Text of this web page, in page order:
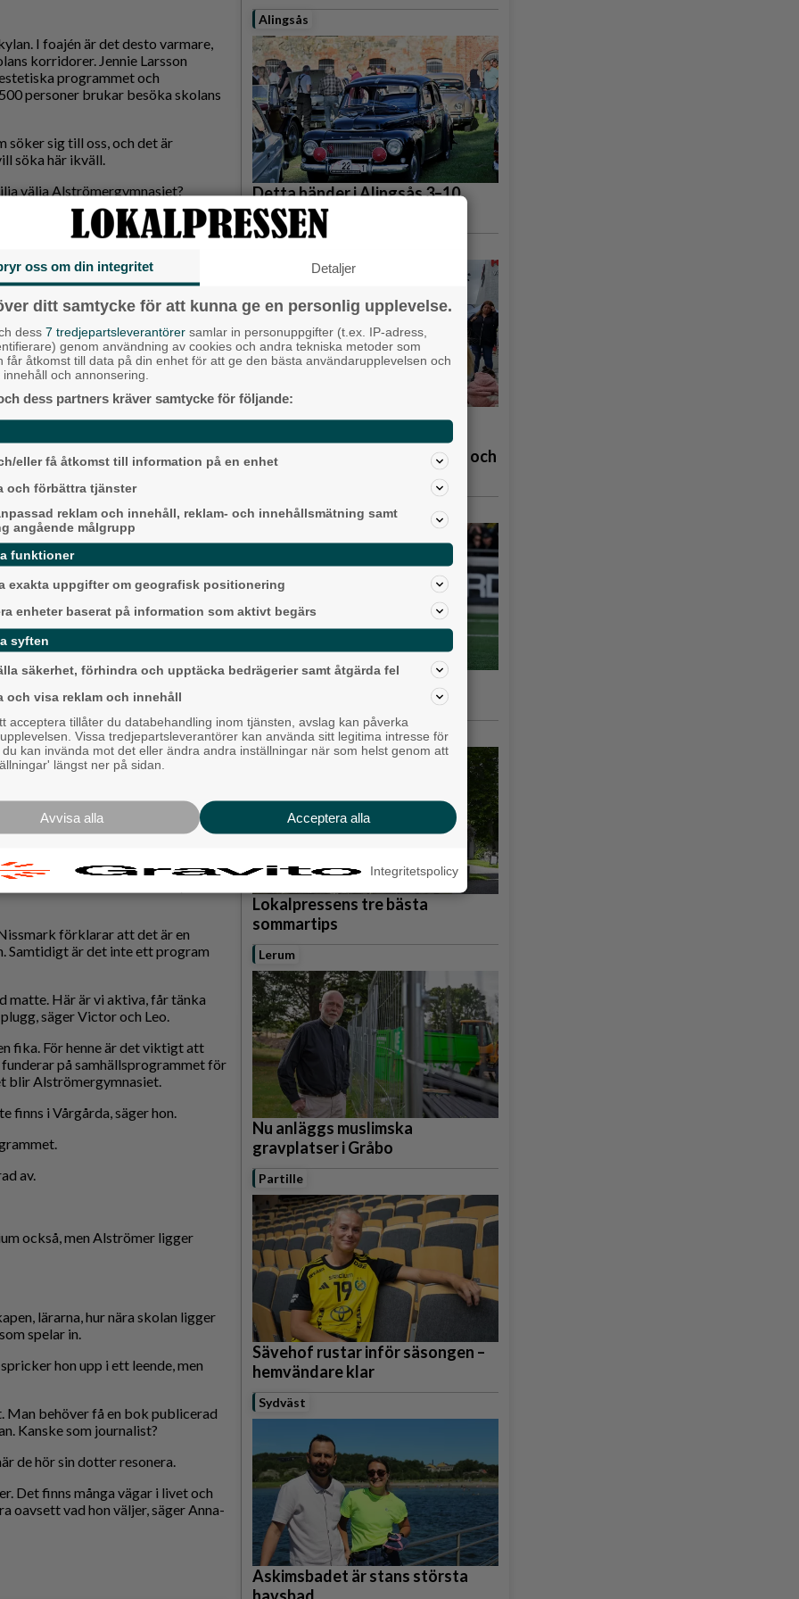
I foajén är det desto varmare,
korridorer. Jennie Larsson
programmet och
personer brukar besöka skolans
söker sig till oss, och det är
söka här ikväll.
välja Alströmergymnasiet?
Då finns andra gymnasier. Vi har
program på andra orter, som
då är det viktigt att vi visar
får den utbildning de har rätt
utbildning där de kanske också
programinnehåll och vilka
kan jag fortfarande bli till
Och vad är egentligen skillnaden
så det är många som undrar
Sverige. Så även på
är fullt i år.
garanterar anställning om man
Som undersköterska kan man i
att välja något de tycker verkar
Kanske inte alltid det som
restaurang- och
Felicia Thorén, Victor
och om vilka ämnen vi läser, för
förklarar att det är en
Samtidigt är det inte ett program
matte. Här är vi aktiva, får tänka
säger Victor och Leo.
fika. För henne är det viktigt att
på samhällsprogrammet för
blir Alströmergymnasiet.
finns i Vårgårda, säger hon.
av.
också, men Alströmer ligger
lärarna, hur nära skolan ligger
spelar in.
hon upp i ett leende, men
Man behöver få en bok publicerad
Kanske som journalist?
de hör sin dotter resonera.
Det finns många vägar i livet och
oavsett vad hon väljer, säger Anna-
Alingsås
Detta händer i Alingsås 3–10
augusti
Backa/Kärra
Karnevalstämning på
Bjöds på trummor, såpbubblor och
Hisingen
Mållöst i det allsvenska
Härryda
Lokalpressens tre bästa
sommartips
Lerum
Nu anläggs muslimska
gravplatser i Gråbo
Partille
Sävehof rustar inför säsongen –
hemvändare klar
Sydväst
Askimsbadet är stans största
oss om din integritet Detaljer
ditt samtycke för att kunna ge en personlig upplevelse.
dess 7 tredjepartsleverantörer samlar in personuppgifter (t.ex. IP-adress,
genom användning av cookies och andra tekniska metoder som
får åtkomst till data på din enhet för att ge den bästa användarupplevelsen och
och annonsering.
dess partners kräver samtycke för följande:
eller få åtkomst till information på en enhet
och förbättra tjänster
reklam och innehåll, reklam- och innehållsmätning samt
angående målgrupp
funktioner
exakta uppgifter om geografisk positionering
enheter baserat på information som aktivt begärs
syften
säkerhet, förhindra och upptäcka bedrägerier samt åtgärda fel
och visa reklam och innehåll
acceptera tillåter du databehandling inom tjänsten, avslag kan påverka
Vissa tredjepartsleverantörer kan använda sitt legitima intresse för
kan invända mot det eller ändra andra inställningar när som helst genom att
längst ner på sidan.
Acceptera alla
Avvisa alla
Integritetspolicy